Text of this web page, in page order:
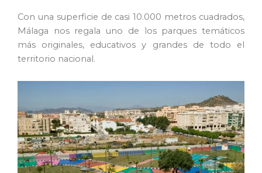
Con una superficie de casi 10.000 metros cuadrados,
Málaga nos regala uno de los parques temáticos
más originales, educativos y grandes de todo el
territorio nacional.